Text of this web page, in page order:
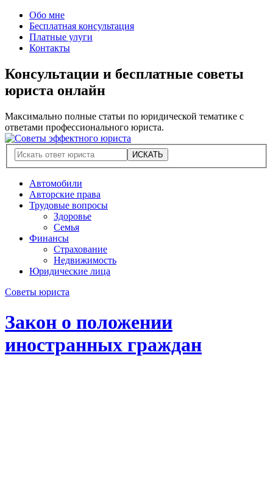
Обо мне
Бесплатная консультация
Платные улуги
Контакты
Консультации и бесплатные советы
юриста онлайн
Максимально полные статьи по юридической тематике с
ответами профессионального юриста.
Автомобили
Авторские права
Трудовые вопросы
Здоровье
Семья
Финансы
Страхование
Недвижимость
Юридические лица
Советы юриста
Закон о положении
иностранных граждан